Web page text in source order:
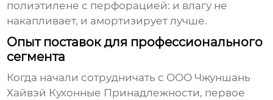
полиэтилене с перфорацией: и влагу не
накапливает, и амортизирует лучше.
Опыт поставок для профессионального
сегмента
Когда начали сотрудничать с ООО Чжуншань
Хайвэй Кухонные Принадлежности, первое